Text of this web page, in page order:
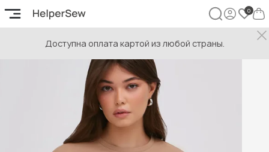
Доступна оплата картой из любой страны.